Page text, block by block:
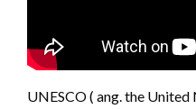
UNESCO ( ang. the